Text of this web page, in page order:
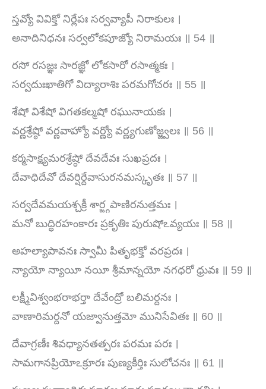
స్తవ్యో వివిక్తో నిర్లేపః సర్వవ్యాపీ నిరాకులః ।
అనాదినిధనః సర్వలోకపూజ్యో నిరామయః ॥ 54 ॥
రసో రసజ్ఞః సారజ్ఞో లోకసారో రసాత్మకః ।
సర్వదుఃఖాతిగో విద్యారాశిః పరమగోచరః ॥ 55 ॥
శేషో విశేషో విగతకల్మషో రఘునాయకః ।
వర్ణశ్రేష్ఠో వర్ణవాహ్యో వర్ణ్యో వర్ణ్యగుణోజ్జ్వలః ॥ 56 ॥
కర్మసాక్ష్యమరశ్రేష్ఠో దేవదేవః సుఖప్రదః ।
దేవాధిదేవో దేవర్షిర్దేవాసురనమస్కృతః ॥ 57 ॥
సర్వదేవమయశ్చక్రీ శార్ఙ్గపాణిరనుత్తమః ।
మనో బుద్ధిరహంకారః ప్రకృతిః పురుషోఽవ్యయః ॥ 58 ॥
అహల్యాపావనః స్వామీ పితృభక్తో వరప్రదః ।
న్యాయో న్యాయీ నయీ శ్రీమాన్నయో నగధరో ధ్రువః ॥ 59 ॥
లక్ష్మీవిశ్వంభరాభర్తా దేవేంద్రో బలిమర్దనః ।
వాణారిమర్దనో యజ్వానుత్తమో మునిసేవితః ॥ 60 ॥
దేవాగ్రణీః శివధ్యానతత్పరః పరమః పరః ।
సామగానప్రియోఽక్రూరః పుణ్యకీర్తిః సులోచనః ॥ 61 ॥